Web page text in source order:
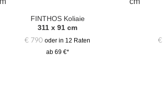
FINTHOS Koliaie
311 x 91 cm
€ 790 oder in 12 Raten
ab 69 €*
€